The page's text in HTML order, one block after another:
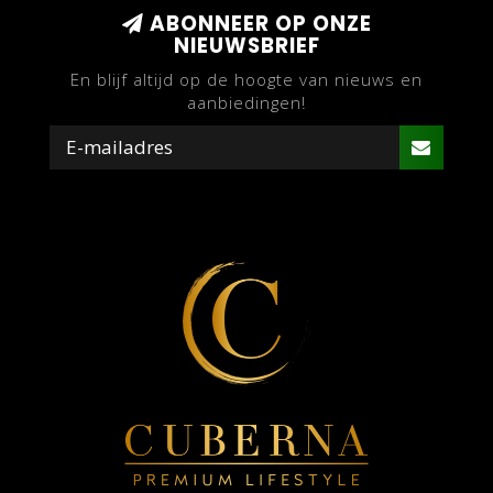
ABONNEER OP ONZE
NIEUWSBRIEF
En blijf altijd op de hoogte van nieuws en
aanbiedingen!